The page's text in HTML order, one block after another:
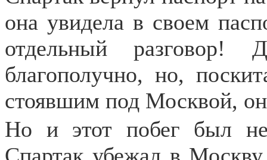
она увидела в своем
отдельный
благополучно, но,
стоявшим под Москвой,
Но и этот побег был